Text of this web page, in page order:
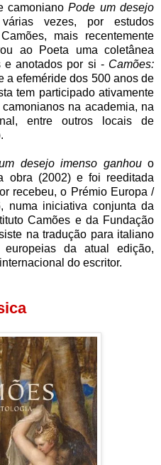
camonianoPode um desejo
vezes, por estudos
mais recentemente
ao Poeta uma coletânea
e anotados por si - Camões:
a efeméride dos 500 anos de
tem participado ativamente
na academia, na
entre outros locais de
desejo imenso ganhouo
obra (2002) e foi reeditada
recebeu, o Prémio Europa /
numa iniciativa conjunta da
Camões e da Fundação
na tradução para italiano
da atual edição,
do escritor.